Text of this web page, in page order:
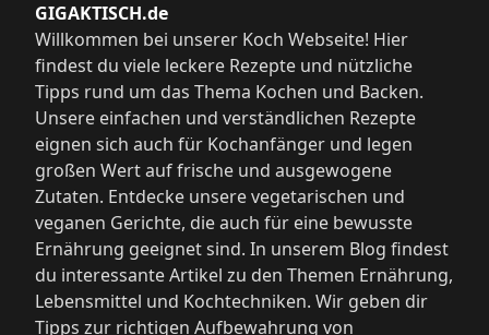
GIGAKTISCH.de
Willkommen bei unserer Koch Webseite! Hier
findest du viele leckere Rezepte und nützliche
Tipps rund um das Thema Kochen und Backen.
Unsere einfachen und verständlichen Rezepte
eignen sich auch für Kochanfänger und legen
großen Wert auf frische und ausgewogene
Zutaten. Entdecke unsere vegetarischen und
veganen Gerichte, die auch für eine bewusste
Ernährung geeignet sind. In unserem Blog findest
du interessante Artikel zu den Themen Ernährung,
Lebensmittel und Kochtechniken. Wir geben dir
Tipps zur richtigen Aufbewahrung von